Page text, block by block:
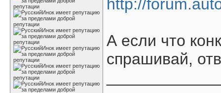
http://
А если что
спрашивай,